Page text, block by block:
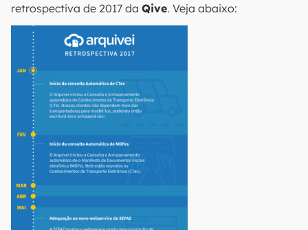
retrospectiva de 2017 da Qive. Veja abaixo: